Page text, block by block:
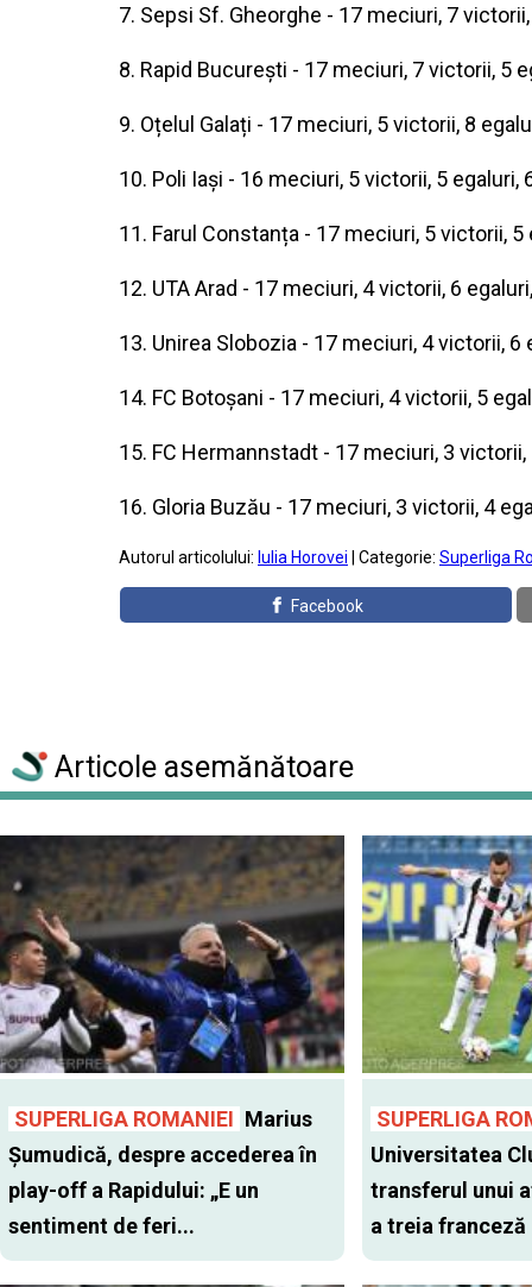
7. Sepsi Sf. Gheorghe - 17 meciuri, 7
8. Rapid București - 17 meciuri, 7 victorii, 5
9. Oțelul Galați - 17 meciuri, 5 victorii, 8
10. Poli Iași - 16 meciuri, 5 victorii, 5
11. Farul Constanța - 17 meciuri, 5 victorii,
12. UTA Arad - 17 meciuri, 4 victorii, 6
13. Unirea Slobozia - 17 meciuri, 4 victorii,
14. FC Botoșani - 17 meciuri, 4 victorii, 5
15. FC Hermannstadt - 17 meciuri, 3
16. Gloria Buzău - 17 meciuri, 3 victorii, 4
Autorul articolului: Iulia Horovei | Categorie: Superliga
Facebook
Articole asemănătoare
SUPERLIGA ROMANIEI Marius
Șumudică, despre accederea în
play-off a Rapidului: „E un
sentiment de feri...
SUPERLIGA
Universitatea
transferul unui
a treia franceză